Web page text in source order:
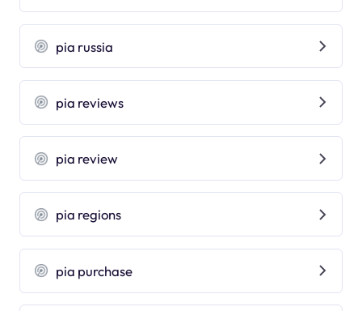
pia russia
pia reviews
pia review
pia regions
pia purchase